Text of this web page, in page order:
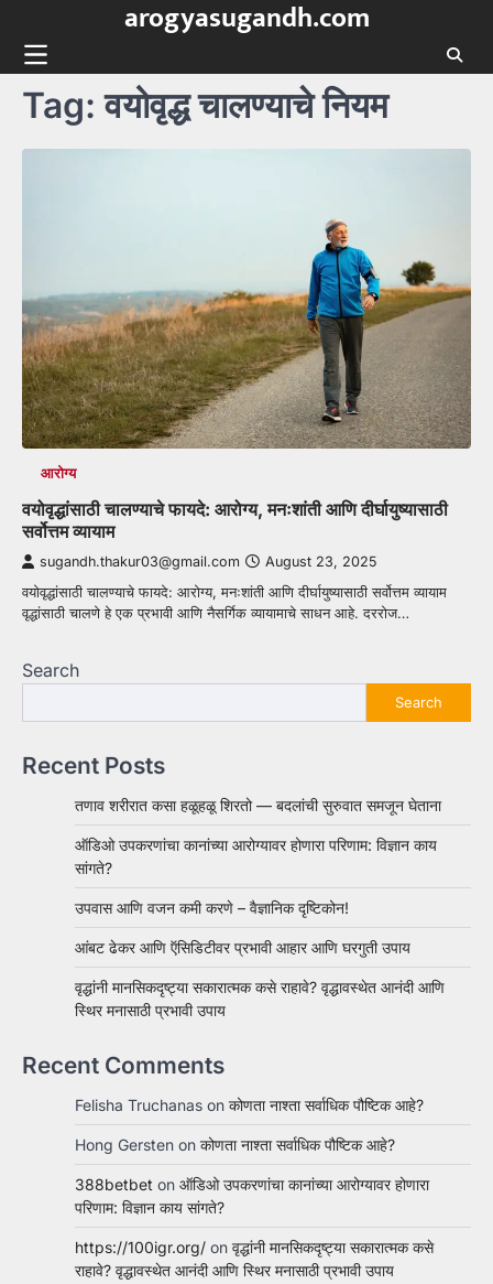
content
arogyasugandh.com
Tag:वयोवृद्ध चालण्याचे नियम
आरोग्य
वयोवृद्धांसाठी चालण्याचे फायदे: आरोग्य, मनःशांती आणि दीर्घायुष्यासाठी
सर्वोत्तम व्यायाम
sugandh.thakur03@gmail.com August 23, 2025
वयोवृद्धांसाठी चालण्याचे फायदे: आरोग्य, मनःशांती आणि दीर्घायुष्यासाठी सर्वोत्तम व्यायाम
वृद्धांसाठी चालणे हे एक प्रभावी आणि नैसर्गिक व्यायामाचे साधन आहे. दररोज…
Search
Search
Recent Posts
तणाव शरीरात कसा हळूहळू शिरतो — बदलांची सुरुवात समजून घेताना
ऑडिओ उपकरणांचा कानांच्या आरोग्यावर होणारा परिणाम: विज्ञान काय
सांगते?
उपवास आणि वजन कमी करणे – वैज्ञानिक दृष्टिकोन!
आंबट ढेकर आणि ऍसिडिटीवर प्रभावी आहार आणि घरगुती उपाय
वृद्धांनी मानसिकदृष्ट्या सकारात्मक कसे राहावे? वृद्धावस्थेत आनंदी आणि
स्थिर मनासाठी प्रभावी उपाय
Recent Comments
Felisha Truchanas on कोणता नाश्ता सर्वाधिक पौष्टिक आहे?
Hong Gersten on कोणता नाश्ता सर्वाधिक पौष्टिक आहे?
388betbet on ऑडिओ उपकरणांचा कानांच्या आरोग्यावर होणारा
परिणाम: विज्ञान काय सांगते?
https://100igr.org/ on वृद्धांनी मानसिकदृष्ट्या सकारात्मक कसे
राहावे? वृद्धावस्थेत आनंदी आणि स्थिर मनासाठी प्रभावी उपाय